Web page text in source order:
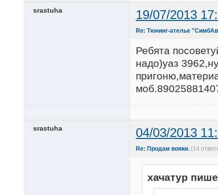
srastuha 19/07/2013
Re: Тюнинг-ателье
Ребята
надо)уаз
srastuha 04/03/2013
Re: Продам вояки. (14
хачатур